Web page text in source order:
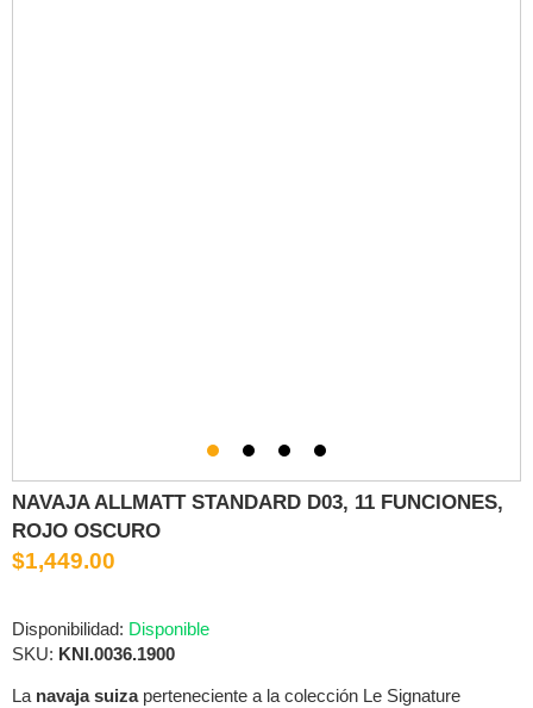
NAVAJA ALLMATT STANDARD D03, 11 FUNCIONES,
ROJO OSCURO
$1,449.00
Disponibilidad: Disponible
SKU: KNI.0036.1900
La navaja suizaperteneciente a la colección Le Signature